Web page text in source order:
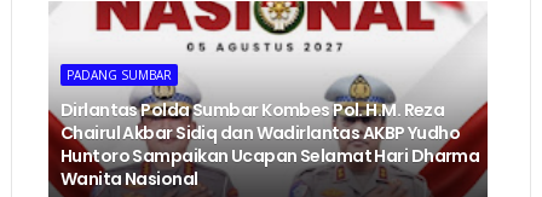
PADANG SUMBAR
Dirlantas Polda Sumbar Kombes Pol. H.M. Reza
Chairul Akbar Sidiq dan Wadirlantas AKBP Yudho
Huntoro Sampaikan Ucapan Selamat Hari Dharma
Wanita Nasional